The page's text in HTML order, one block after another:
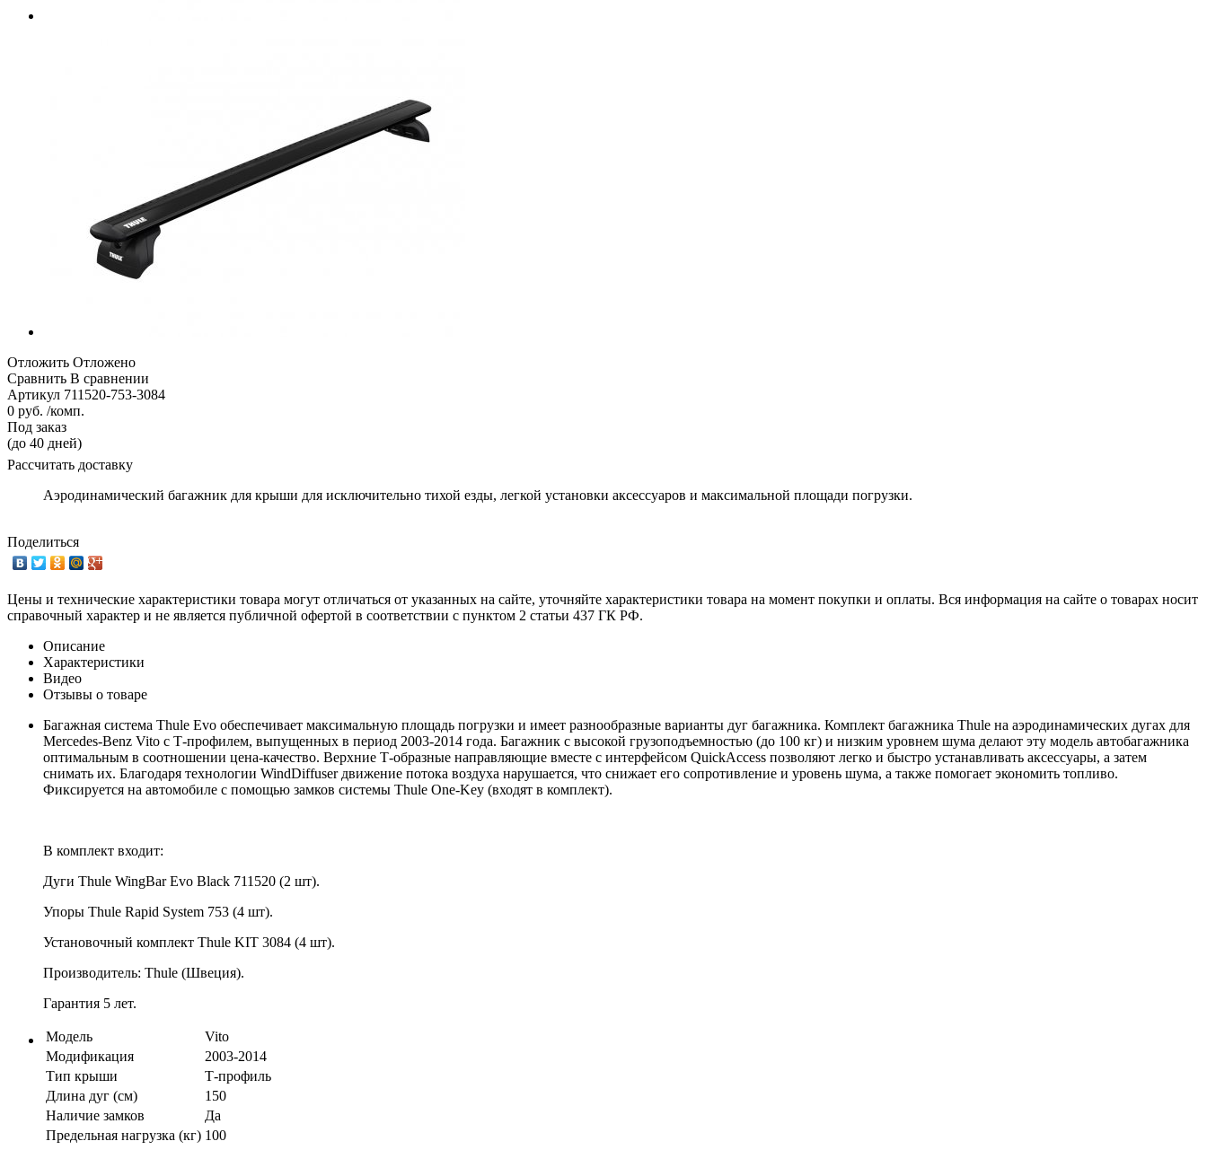
Отложить Отложено
Сравнить В сравнении
Артикул 711520-753-3084
0 руб. /комп.
Под заказ
(до 40 дней)
Рассчитать доставку
Аэродинамический багажник для крыши для исключительно тихой езды, легкой установки аксессуаров и максимальной площади погрузки.
Поделиться
Цены и технические характеристики товара могут отличаться от указанных на сайте, уточняйте характеристики товара на момент покупки и оплаты. Вся информация на сайте о товарах носит
справочный характер и не является публичной офертой в соответствии с пунктом 2 статьи 437 ГК РФ.
Описание
Характеристики
Видео
Отзывы о товаре
Багажная система Thule Evo обеспечивает максимальную площадь погрузки и имеет разнообразные варианты дуг багажника. Комплект багажника Thule на аэродинамических дугах для
Mercedes-Benz Vito с Т-профилем, выпущенных в период 2003-2014 года. Багажник с высокой грузоподъемностью (до 100 кг) и низким уровнем шума делают эту модель автобагажника
оптимальным в соотношении цена-качество. Верхние Т-образные направляющие вместе с интерфейсом QuickAccess позволяют легко и быстро устанавливать аксессуары, а затем
снимать их. Благодаря технологии WindDiffuser движение потока воздуха нарушается, что снижает его сопротивление и уровень шума, а также помогает экономить топливо.
Фиксируется на автомобиле с помощью замков системы Thule One-Key (входят в комплект).
В комплект входит:
Дуги Thule WingBar Evo Black 711520 (2 шт).
Упоры Thule Rapid System 753 (4 шт).
Установочный комплект Thule KIT 3084 (4 шт).
Производитель: Thule (Швеция).
Гарантия 5 лет.
Модель
Vito
Модификация
2003-2014
Тип крыши
Т-профиль
Длина дуг (см)
150
Наличие замков
Да
Предельная нагрузка (кг) 100